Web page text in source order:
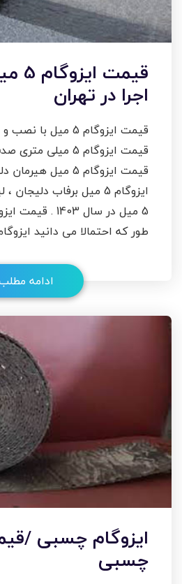
اجرا در تهران
قیمت ایزوگام 5 میل
قیمت ایزوگام 5
قیمت ایزوگام 5
ایزوگام 5 میل برفاب
طور که احتمالا می دانید
ادامه
ایزوگام چسبی /
چسبی